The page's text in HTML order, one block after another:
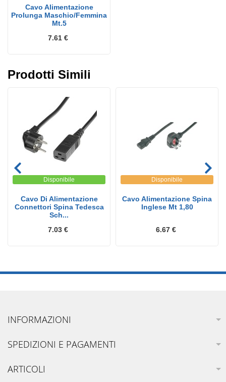
Cavo Alimentazione
Prolunga Maschio/Femmina
Mt.5
7.61 €
Prodotti Simili
Disponibile
Cavo Di Alimentazione
Connettori Spina Tedesca
Sch...
7.03 €
Disponibile
Cavo Alimentazione Spina
Inglese Mt 1,80
6.67 €
INFORMAZIONI
SPEDIZIONI E PAGAMENTI
ARTICOLI